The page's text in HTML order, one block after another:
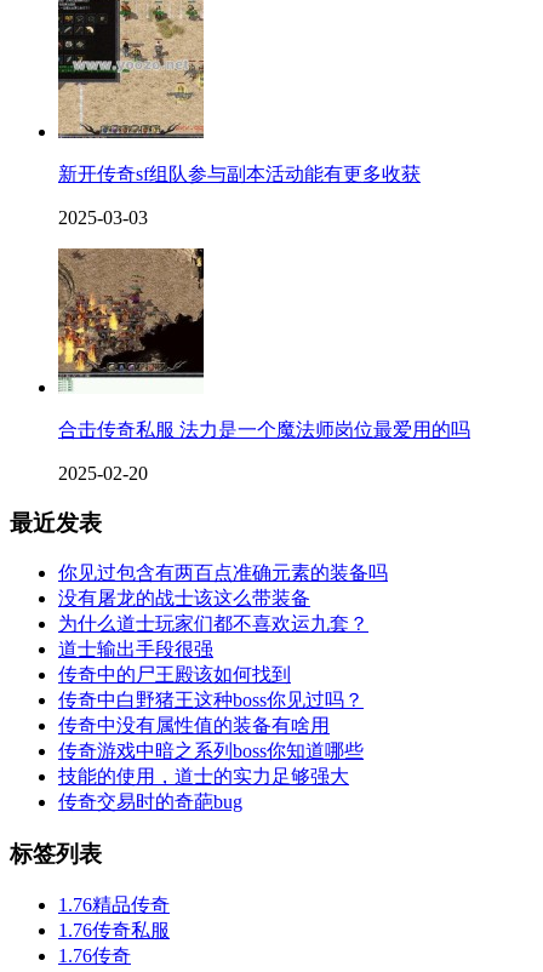
新开传奇sf组队参与副本活动能有更多收获
2025-03-03
合击传奇私服 法力是一个魔法师岗位最爱用的吗
2025-02-20
最近发表
你见过包含有两百点准确元素的装备吗
没有屠龙的战士该这么带装备
为什么道士玩家们都不喜欢运九套？
道士输出手段很强
传奇中的尸王殿该如何找到
传奇中白野猪王这种boss你见过吗？
传奇中没有属性值的装备有啥用
传奇游戏中暗之系列boss你知道哪些
技能的使用，道士的实力足够强大
传奇交易时的奇葩bug
标签列表
1.76精品传奇
1.76传奇私服
1.76传奇